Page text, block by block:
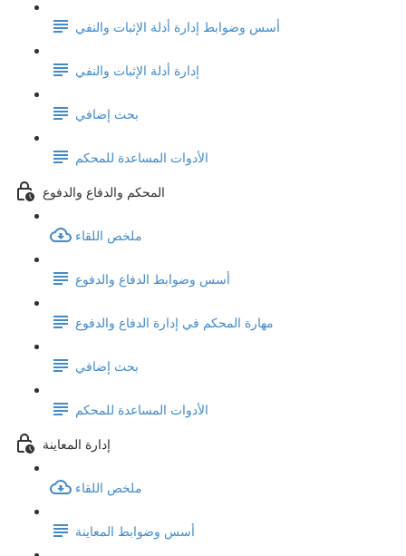
أسس وضوابط إدارة أدلة الإثبات والنفي
إدارة أدلة الإثبات والنفي
بحث إضافي
الأدوات المساعدة للمحكم
المحكم والدفاع والدفوع
ملخص اللقاء
أسس وضوابط الدفاع والدفوع
مهارة المحكم في إدارة الدفاع والدفوع
بحث إضافي
الأدوات المساعدة للمحكم
إدارة المعاينة
ملخص اللقاء
أسس وضوابط المعاينة